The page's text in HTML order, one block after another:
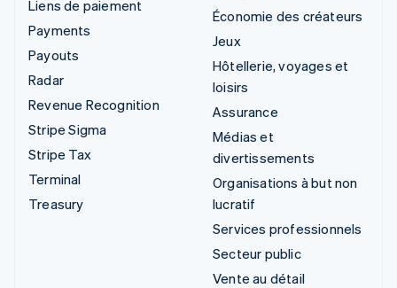
Liens de paiement
Payments
Payouts
Radar
Revenue Recognition
Stripe Sigma
Stripe Tax
Terminal
Treasury
Économie des créateurs
Jeux
Hôtellerie, voyages et
loisirs
Assurance
Médias et
divertissements
Organisations à but non
lucratif
Services professionnels
Secteur public
Vente au détail